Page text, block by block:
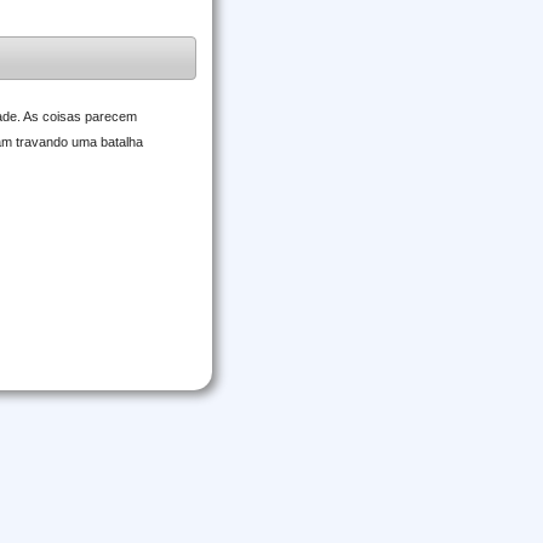
As coisas parecem
travando uma batalha